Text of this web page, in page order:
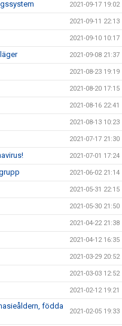
2021-09-17 19:02
2021-09-11 22:13
2021-09-10 10:17
2021-09-08 21:37
2021-08-23 19:19
2021-08-20 17:15
2021-08-16 22:41
2021-08-13 10:23
2021-07-17 21:30
2021-07-01 17:24
2021-06-02 21:14
2021-05-31 22:15
2021-05-30 21:50
2021-04-22 21:38
2021-04-12 16:35
2021-03-29 20:52
2021-03-03 12:52
2021-02-12 19:21
födda
2021-02-05 19:33